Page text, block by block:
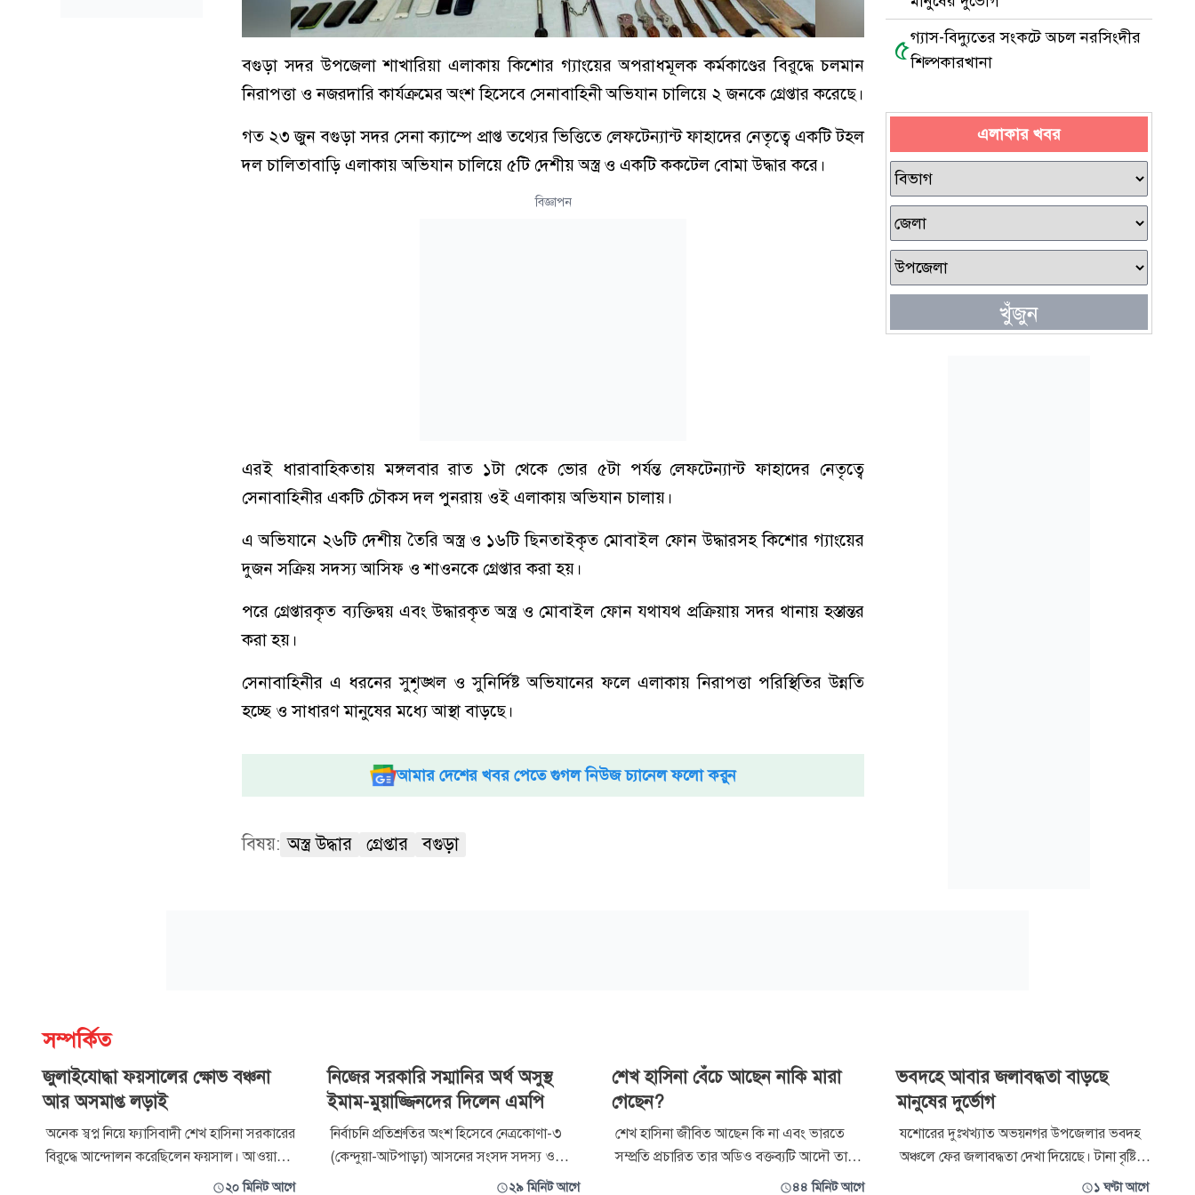
বগুড়া সদর উপজেলা শাখারিয়া এলাকায় কিশোর গ্যাংয়ের অপরাধমূলক কর্মকাণ্ডের বিরুদ্ধে চলমান
নিরাপত্তা ও নজরদারি কার্যক্রমের অংশ হিসেবে সেনাবাহিনী অভিযান চালিয়ে ২ জনকে গ্রেপ্তার করেছে।
গত ২৩ জুন বগুড়া সদর সেনা ক্যাম্পে প্রাপ্ত তথ্যের ভিত্তিতে লেফটেন্যান্ট ফাহাদের নেতৃত্বে একটি টহল
দল চালিতাবাড়ি এলাকায় অভিযান চালিয়ে ৫টি দেশীয় অস্ত্র ও একটি ককটেল বোমা উদ্ধার করে।
বিজ্ঞাপন
এরই ধারাবাহিকতায় মঙ্গলবার রাত ১টা থেকে ভোর ৫টা পর্যন্ত লেফটেন্যান্ট ফাহাদের নেতৃত্বে
সেনাবাহিনীর একটি চৌকস দল পুনরায় ওই এলাকায় অভিযান চালায়।
এ অভিযানে ২৬টি দেশীয় তৈরি অস্ত্র ও ১৬টি ছিনতাইকৃত মোবাইল ফোন উদ্ধারসহ কিশোর গ্যাংয়ের
দুজন সক্রিয় সদস্য আসিফ ও শাওনকে গ্রেপ্তার করা হয়।
পরে গ্রেপ্তারকৃত ব্যক্তিদ্বয় এবং উদ্ধারকৃত অস্ত্র ও মোবাইল ফোন যথাযথ প্রক্রিয়ায় সদর থানায় হস্তান্তর
করা হয়।
সেনাবাহিনীর এ ধরনের সুশৃঙ্খল ও সুনির্দিষ্ট অভিযানের ফলে এলাকায় নিরাপত্তা পরিস্থিতির উন্নতি
হচ্ছে ও সাধারণ মানুষের মধ্যে আস্থা বাড়ছে।
আমার দেশের খবর পেতে গুগল নিউজ চ্যানেল ফলো করুন
বিষয়: অস্ত্র উদ্ধার গ্রেপ্তার বগুড়া
৫গ্যাস-বিদ্যুতের সংকটে অচল নরসিংদীর
শিল্পকারখানা
এলাকার খবর
খুঁজুন
সম্পর্কিত
জুলাইযোদ্ধা ফয়সালের ক্ষোভ বঞ্চনা
আর অসমাপ্ত লড়াই
অনেক স্বপ্ন নিয়ে ফ্যাসিবাদী শেখ হাসিনা সরকারের
বিরুদ্ধে আন্দোলন করেছিলেন ফয়সাল। আওয়ামী
সন্ত্রাসীদের অস্ত্রের আঘাতে গুরুতর আহত এ যুবক
২০ মিনিট আগে
নিজের সরকারি সম্মানির অর্থ অসুস্থ
ইমাম-মুয়াজ্জিনদের দিলেন এমপি
নির্বাচনি প্রতিশ্রুতির অংশ হিসেবে নেত্রকোণা-৩
(কেন্দুয়া-আটপাড়া) আসনের সংসদ সদস্য ও
জেলা বিএনপির সাধারণ সম্পাদক ড. রফিকুল
২৯ মিনিট আগে
শেখ হাসিনা বেঁচে আছেন নাকি মারা
গেছেন?
শেখ হাসিনা জীবিত আছেন কি না এবং ভারতে
সম্প্রতি প্রচারিত তার অডিও বক্তব্যটি আদৌ তার
নিজের কি না, এ নিয়ে সংশয় প্রকাশ করেছেন
৪৪ মিনিট আগে
ভবদহে আবার জলাবদ্ধতা বাড়ছে
মানুষের দুর্ভোগ
যশোরের দুঃখখ্যাত অভয়নগর উপজেলার ভবদহ
অঞ্চলে ফের জলাবদ্ধতা দেখা দিয়েছে। টানা বৃষ্টিতে
বিস্তীর্ণ এলাকা ও ঘরবাড়ি পানিতে তলিয়ে গেছে।
১ ঘণ্টা আগে